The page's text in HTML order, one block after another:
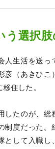
う選択
人生活を送っ
彦（あきひこ
住した。
したのが、総
制度だった。
として入職し